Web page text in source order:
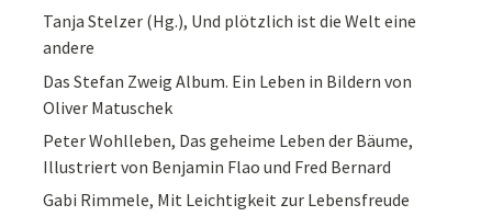
Tanja Stelzer (Hg.), Und plötzlich ist die Welt eine
andere
Das Stefan Zweig Album. Ein Leben in Bildern von
Oliver Matuschek
Peter Wohlleben, Das geheime Leben der Bäume,
Illustriert von Benjamin Flao und Fred Bernard
Gabi Rimmele, Mit Leichtigkeit zur Lebensfreude